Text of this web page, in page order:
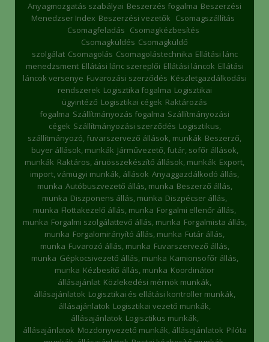
Anyagmozgatás szabályai Beszerzés fogalma Beszerzési
Menedzser Index Beszerzési vezetők Csomagszállítás
Csomagfeladás Csomagkézbesítés
Csomagküldés Csomagküldő
szolgálat Csomagolás Csomagolástechnika Ellátási lánc
menedzsment Ellátási lánc szereplői Ellátási láncok Ellátási
láncok versenye Fuvarozási szerződés Készletgazdálkodási
rendszerek Logisztika fogalma Logisztikai
ügyintéző Logisztikai cégek Raktározás
fogalma Szállítmányozás fogalma Szállítmányozási
cégek Szállítmányozási szerződés Logisztikus,
szállítmányozó, fuvarszervező állások, munkák Beszerző,
buyer állások, munkák Járművezető, futár, sofőr állások,
munkák Raktáros, áruösszekészítő állások, munkák Export,
import, vámügyi munkák, állások Anyaggazdálkodó állás,
munka Autóbuszvezető állás, munka Beszerző állás,
munka Diszponens állás, munka Diszpécser állás,
munka Flottakezelő állás, munka Forgalmi ellenőr állás,
munka Forgalmi szolgálattevő állás, munka Forgalmista állás,
munka Forgalomirányító állás, munka Futár állás,
munka Fuvarozó állás, munka Fuvarszervező állás,
munka Gépkocsivezető állás, munka Kamionsofőr állás,
munka Kézbesítő állás, munka Koordinátor
állásajánlat Közlekedési mérnök munkák,
állásajánlatok Logisztikai és ellátási kontroller munkák,
állásajánlatok Logisztikai vezető munkák,
állásajánlatok Logisztikus munkák,
állásajánlatok Mozdonyvezető munkák, állásajánlatok Pilóta